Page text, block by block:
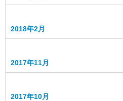
2018年2月
2017年11月
2017年10月